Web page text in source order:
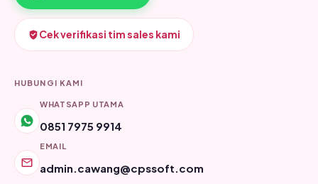
Cek verifikasi tim sales kami
HUBUNGI KAMI
WHATSAPP UTAMA
0851 7975 9914
EMAIL
admin.cawang@cpssoft.com